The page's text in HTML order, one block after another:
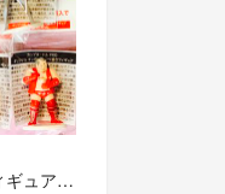
キン肉マン フィギュア 日清カップヌードル PRO フタ置きフィギュア